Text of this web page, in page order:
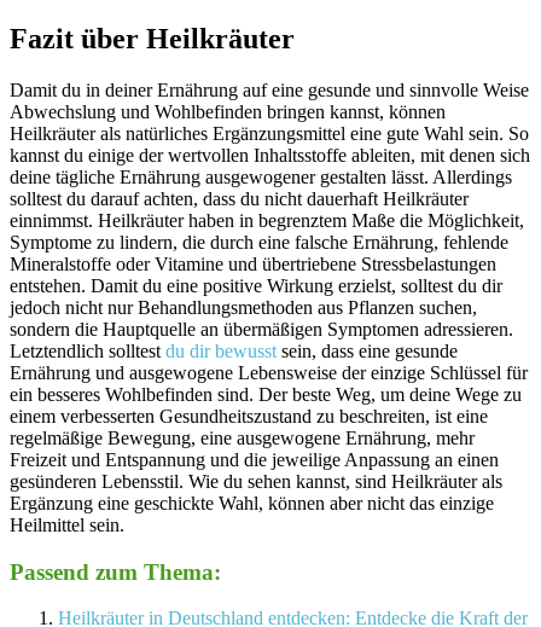
Fazit über Heilkräuter
Damit du in deiner Ernährung auf eine gesunde und sinnvolle Weise
Abwechslung und Wohlbefinden bringen kannst, können
Heilkräuter als natürliches Ergänzungsmittel eine gute Wahl sein. So
kannst du einige der wertvollen Inhaltsstoffe ableiten, mit denen sich
deine tägliche Ernährung ausgewogener gestalten lässt. Allerdings
solltest du darauf achten, dass du nicht dauerhaft Heilkräuter
einnimmst. Heilkräuter haben in begrenztem Maße die Möglichkeit,
Symptome zu lindern, die durch eine falsche Ernährung, fehlende
Mineralstoffe oder Vitamine und übertriebene Stressbelastungen
entstehen. Damit du eine positive Wirkung erzielst, solltest du dir
jedoch nicht nur Behandlungsmethoden aus Pflanzen suchen,
sondern die Hauptquelle an übermäßigen Symptomen adressieren.
Letztendlich solltest du dir bewusst sein, dass eine gesunde
Ernährung und ausgewogene Lebensweise der einzige Schlüssel für
ein besseres Wohlbefinden sind. Der beste Weg, um deine Wege zu
einem verbesserten Gesundheitszustand zu beschreiten, ist eine
regelmäßige Bewegung, eine ausgewogene Ernährung, mehr
Freizeit und Entspannung und die jeweilige Anpassung an einen
gesünderen Lebensstil. Wie du sehen kannst, sind Heilkräuter als
Ergänzung eine geschickte Wahl, können aber nicht das einzige
Heilmittel sein.
Passend zum Thema:
Heilkräuter in Deutschland entdecken: Entdecke die Kraft der